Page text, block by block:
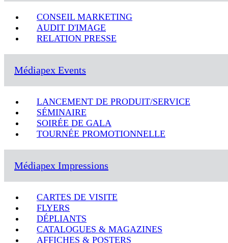
CONSEIL MARKETING
AUDIT D'IMAGE
RELATION PRESSE
Médiapex Events
LANCEMENT DE PRODUIT/SERVICE
SÉMINAIRE
SOIRÉE DE GALA
TOURNÉE PROMOTIONNELLE
Médiapex Impressions
CARTES DE VISITE
FLYERS
DÉPLIANTS
CATALOGUES & MAGAZINES
AFFICHES & POSTERS